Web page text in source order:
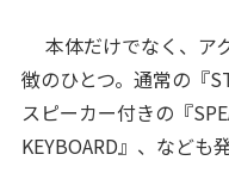
本体だけでなく、ア
徴のひとつ。通常の『
スピーカー付きの『
KEYBOARD』、なども